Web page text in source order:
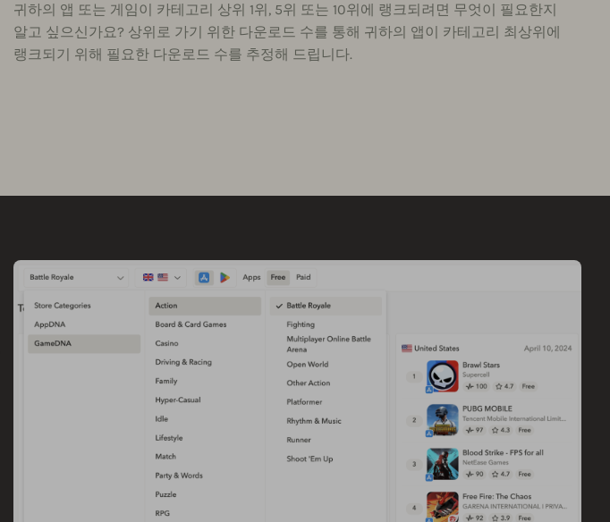
귀하의 앱 또는 게임이 카테고리 상위 1위, 5위 또는 10위에 랭크되려면 무엇이 필요한지
알고 싶으신가요? 상위로 가기 위한 다운로드 수를 통해 귀하의 앱이 카테고리 최상위에
랭크되기 위해 필요한 다운로드 수를 추정해 드립니다.